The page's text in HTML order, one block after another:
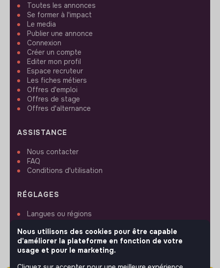
Toutes les annonces
Se former à l'impact
Le media
Publier une annonce
Connexion
Créer un compte
Editer mon profil
Espace recruteur
Les fiches métiers
Offres d'emploi
Offres de stage
Offres d'alternance
ASSISTANCE
Nous contacter
FAQ
Conditions d'utilisation
RÉGLAGES
Langues ou régions
Paramètres des cookies
Nous utilisons des cookies pour être capable
d'améliorer la plateforme en fonction de votre
usage et pour le marketing.